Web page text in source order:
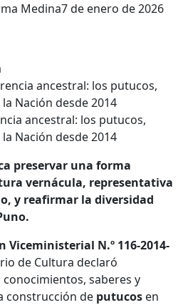
Medina7 de enero de 2026
ancestral: los putucos,
Nación desde 2014
preservar una forma
vernácula, representativa
y reafirmar la diversidad
Viceministerial N.º 116-2014-
de Cultura declaró
saberes y
construcción de putucos en